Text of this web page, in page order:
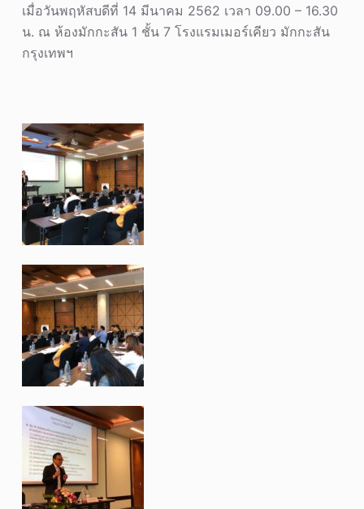
เมื่อวันพฤหัสบดีที่ 14 มีนาคม 2562 เวลา 09.00 – 16.30
น. ณ ห้องมักกะสัน 1 ชั้น 7 โรงแรมเมอร์เคียว มักกะสัน
กรุงเทพฯ